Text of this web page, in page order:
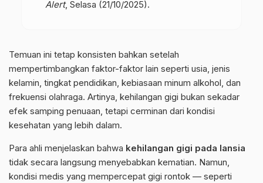
Alert, Selasa (21/10/2025).
Temuan ini tetap konsisten bahkan setelah
mempertimbangkan faktor-faktor lain seperti usia, jenis
kelamin, tingkat pendidikan, kebiasaan minum alkohol, dan
frekuensi olahraga. Artinya, kehilangan gigi bukan sekadar
efek samping penuaan, tetapi cerminan dari kondisi
kesehatan yang lebih dalam.
Para ahli menjelaskan bahwa kehilangan gigi pada lansia
tidak secara langsung menyebabkan kematian. Namun,
kondisi medis yang mempercepat gigi rontok — seperti